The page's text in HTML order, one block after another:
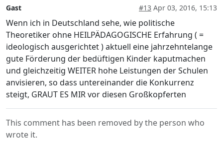
Gast #13 Apr 03, 2016, 15:13
Wenn ich in Deutschland sehe, wie politische
Theoretiker ohne HEILPÄDAGOGISCHE Erfahrung ( =
ideologisch ausgerichtet ) aktuell eine jahrzehntelange
gute Förderung der bedüftigen Kinder kaputmachen
und gleichzeitig WEITER hohe Leistungen der Schulen
anvisieren, so dass untereinander die Konkurrenz
steigt, GRAUT ES MIR vor diesen Großkopferten
This comment has been removed by the person who
wrote it.